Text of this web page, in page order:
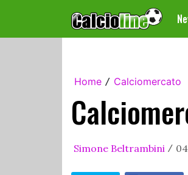
Home / Calciomercato
Simone Beltrambini /